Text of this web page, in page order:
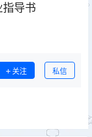
导书
关注 私信